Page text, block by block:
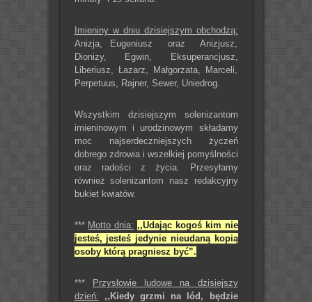
Imieniny w dniu dzisiejszym obchodzą:
Anizja, Eugeniusz oraz Anizjusz,
Dionizy, Egwin, Eksuperancjusz,
Liberiusz, Łazarz, Małgorzata, Marceli,
Perpetuus, Rajner, Sewer, Uniedrog.
Wszystkim dzisiejszym solenizantom
imieninowym i urodzinowym składamy
moc najserdeczniejszych życzeń
dobrego zdrowia i wszelkiej pomyślności
oraz radości z życia. Przesyłamy
również solenizantom nasz redakcyjny
bukiet kwiatów.
*** Motto dnia: ,,Udając kogoś kim nie
jesteś, jesteś jedynie nieudaną kopią
osoby którą pragniesz być”.
***
Przysłowie ludowe na dzisiejszy
dzień:
,,Kiedy grzmi na lód, będzie